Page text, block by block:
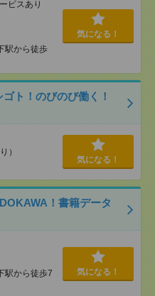
ビスあり
駅から徒歩
気になる！
ト！のびのび働く！
）
気になる！
！書籍データ
駅から徒歩7
気になる！